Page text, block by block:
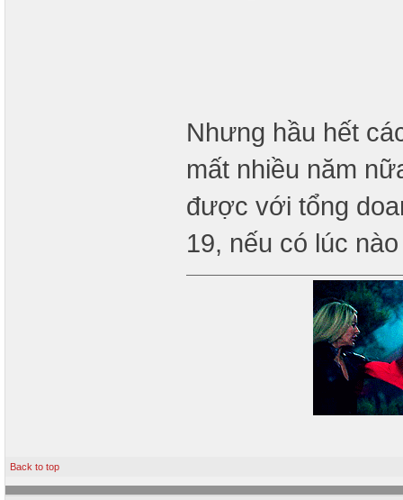
Nhưng hầu hết
mất nhiều năm
được với tổng
19, nếu có lúc
Back to top